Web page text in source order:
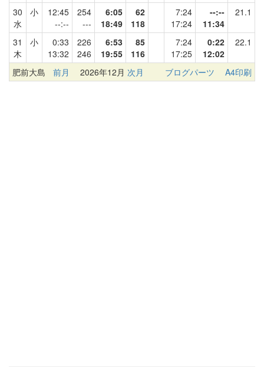
30
水
小
12:45
--:--
254
---
6:05
18:49
62
118
7:24
17:24
--:--
11:34
21.1
31
木
小
0:33
13:32
226
246
6:53
19:55
85
116
7:24
17:25
0:22
12:02
22.1
肥前大島 前月 2026年12月 次月 ブログパーツ A4印刷